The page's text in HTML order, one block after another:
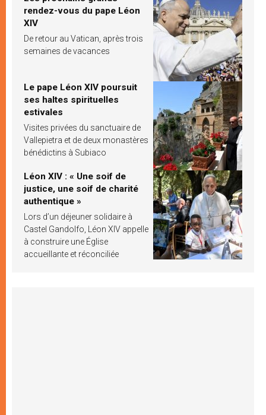
rendez-vous du pape Léon
XIV
De retour au Vatican, après trois
semaines de vacances
Le pape Léon XIV poursuit
ses haltes spirituelles
estivales
Visites privées du sanctuaire de
Vallepietra et de deux monastères
bénédictins à Subiaco
Léon XIV : « Une soif de
justice, une soif de charité
authentique »
Lors d’un déjeuner solidaire à
Castel Gandolfo, Léon XIV appelle
à construire une Église
accueillante et réconciliée